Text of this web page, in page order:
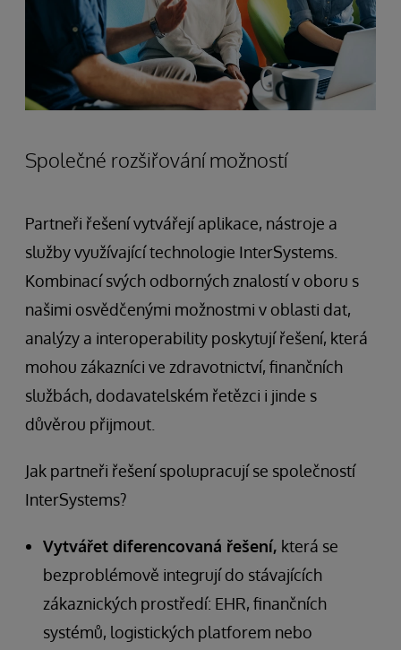
Společné rozšiřování možností
Partneři řešení vytvářejí aplikace, nástroje a
služby využívající technologie InterSystems.
Kombinací svých odborných znalostí v oboru s
našimi osvědčenými možnostmi v oblasti dat,
analýzy a interoperability poskytují řešení, která
mohou zákazníci ve zdravotnictví, finančních
službách, dodavatelském řetězci i jinde s
důvěrou přijmout.
Jak partneři řešení spolupracují se společností
InterSystems?
Vytvářet diferencovaná řešení, která se
bezproblémově integrují do stávajících
zákaznických prostředí: EHR, finančních
systémů, logistických platforem nebo